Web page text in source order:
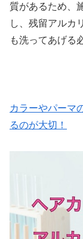
質があるため、
し、残留アルカ
も洗ってあげる
カラーやパーマ
るのが大切！